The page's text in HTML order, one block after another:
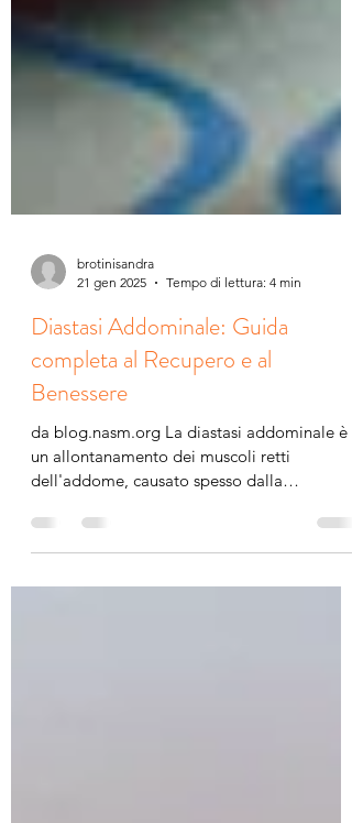
21 gen 2025
Tempo di lettura: 4 min
Diastasi Addominale: Guida
completa al Recupero e al
Benessere
da blog.nasm.org La diastasi addominale è
dell'addome, causato spesso dalla
gravidanza o da altri...